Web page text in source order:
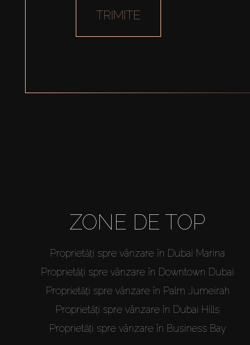
TRIMITE
ZONE DE TOP
Proprietăți spre vânzare în Dubai Marina
Proprietăți spre vânzare în Downtown Dubai
Proprietăți spre vânzare în Palm Jumeirah
Proprietăți spre vânzare în Dubai Hills
Proprietăți spre vânzare în Business Bay